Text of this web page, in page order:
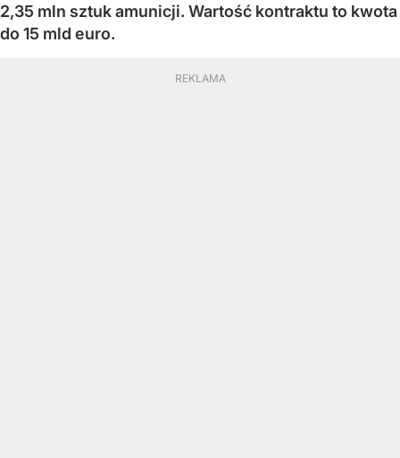
2,35 mln sztuk amunicji. Wartość kontraktu to kwota
do 15 mld euro.